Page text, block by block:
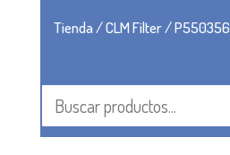
Tienda/CLM Filter/ P550356